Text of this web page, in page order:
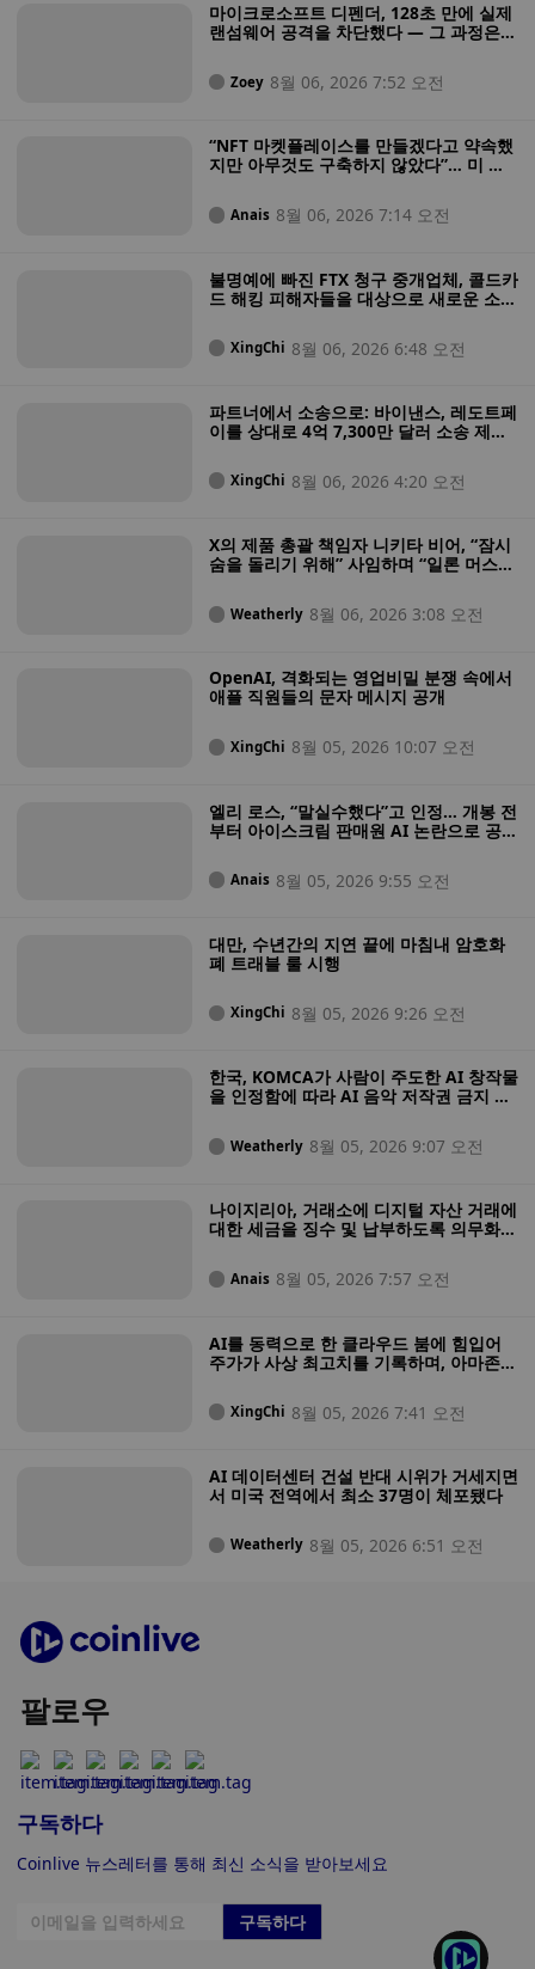
마이크로소프트 디펜더, 128초 만에 실제
랜섬웨어 공격을 차단했다 — 그 과정은
Zoey 8월 06, 2026 7:52 오전
“NFT 마켓플레이스를 만들겠다고 약속했
지만 아무것도 구축하지 않았다”… 미 법
를 받는 NFT 창업자 기소
Anais 8월 06, 2026 7:14 오전
불명예에 빠진 FTX 청구 중개업체, 콜드카
드 해킹 피해자들을 대상으로 새로운 소송
XingChi 8월 06, 2026 6:48 오전
파트너에서 소송으로: 바이낸스, 레도트페
이를 상대로 4억 7,300만 달러 소송 제
까운 사용자를 빼앗았다”고 주장
XingChi 8월 06, 2026 4:20 오전
X의 제품 총괄 책임자 니키타 비어, “잠시
숨을 돌리기 위해” 사임하며 “일론 머스크
쉬지 않고 해야 하는 일’”이라고 밝혀
Weatherly 8월 06, 2026 3:08 오전
OpenAI, 격화되는 영업비밀 분쟁 속에서
애플 직원들의 문자 메시지 공개
XingChi 8월 05, 2026 10:07 오전
엘리 로스, “말실수했다”고 인정… 개봉 전
부터 아이스크림 판매원 AI 논란으로 공포
Anais 8월 05, 2026 9:55 오전
대만, 수년간의 지연 끝에 마침내 암호화
폐 트래블 룰 시행
XingChi 8월 05, 2026 9:26 오전
한국, KOMCA가 사람이 주도한 AI 창작물
을 인정함에 따라 AI 음악 저작권 금지 조
Weatherly 8월 05, 2026 9:07 오전
나이지리아, 거래소에 디지털 자산 거래에
대한 세금을 징수 및 납부하도록 의무화하
Anais 8월 05, 2026 7:57 오전
AI를 동력으로 한 클라우드 붐에 힘입어
주가가 사상 최고치를 기록하며, 아마존이
XingChi 8월 05, 2026 7:41 오전
AI 데이터센터 건설 반대 시위가 거세지면
서 미국 전역에서 최소 37명이 체포됐다
Weatherly 8월 05, 2026 6:51 오전
팔로우
구독하다
Coinlive 뉴스레터를 통해 최신 소식을 받아보세요
구독하다